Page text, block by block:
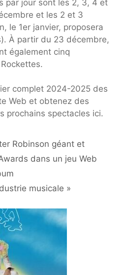
par jour sont les 2, 3, 4 et
et les 2 et 3
le 1er janvier, proposera
À partir du 23 décembre,
également cinq
complet 2024-2025 des
Web et obtenez des
prochains spectacles ici.
Robinson géant et
dans un jeu Web
musicale »